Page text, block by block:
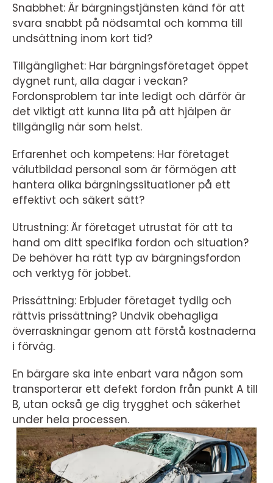
Snabbhet: Är bärgningstjänsten känd för att
svara snabbt på nödsamtal och komma till
undsättning inom kort tid?
Tillgänglighet: Har bärgningsföretaget öppet
dygnet runt, alla dagar i veckan?
Fordonsproblem tar inte ledigt och därför är
det viktigt att kunna lita på att hjälpen är
tillgänglig när som helst.
Erfarenhet och kompetens: Har företaget
välutbildad personal som är förmögen att
hantera olika bärgningssituationer på ett
effektivt och säkert sätt?
Utrustning: Är företaget utrustat för att ta
hand om ditt specifika fordon och situation?
De behöver ha rätt typ av bärgningsfordon
och verktyg för jobbet.
Prissättning: Erbjuder företaget tydlig och
rättvis prissättning? Undvik obehagliga
överraskningar genom att förstå kostnaderna
i förväg.
En bärgare ska inte enbart vara någon som
transporterar ett defekt fordon från punkt A till
B, utan också ge dig trygghet och säkerhet
under hela processen.